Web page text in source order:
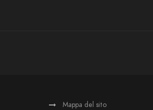
Mappa del sito